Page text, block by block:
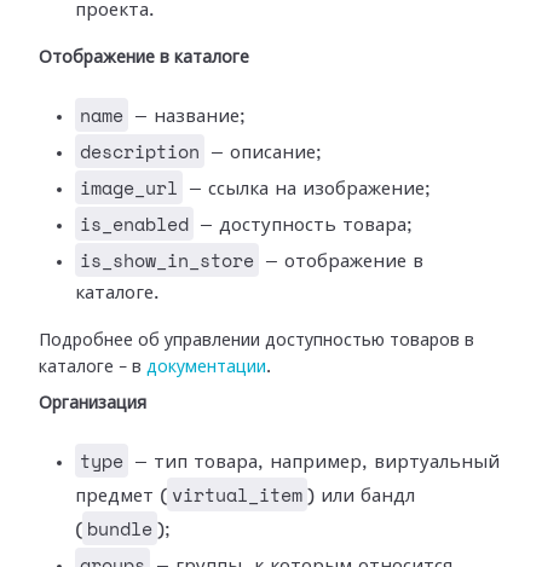
проекта.
Отображение в каталоге
name — название;
description — описание;
image_url — ссылка на изображение;
is_enabled — доступность товара;
is_show_in_store
— отображение в
каталоге.
Подробнее об управлении доступностью товаров в
каталоге – в документации.
Организация
type
— тип товара, например, виртуальный
предмет ( virtual_item ) или бандл
( bundle );